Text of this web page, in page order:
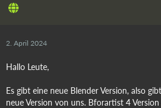
2. April 2024
Hallo Leute,
Es gibt eine neue Blender Version, also
neue Version von uns. Bforartist 4 Version